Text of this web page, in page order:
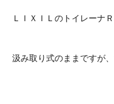
ＬＩＸＩＬのトイレーナＲ
汲み取り式のままですが